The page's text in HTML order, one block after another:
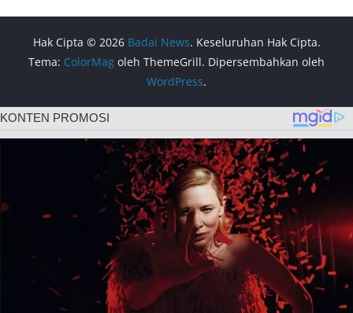
Hak Cipta © 2026 Badai News. Keseluruhan Hak Cipta.
Tema: ColorMag oleh ThemeGrill. Dipersembahkan oleh
WordPress.